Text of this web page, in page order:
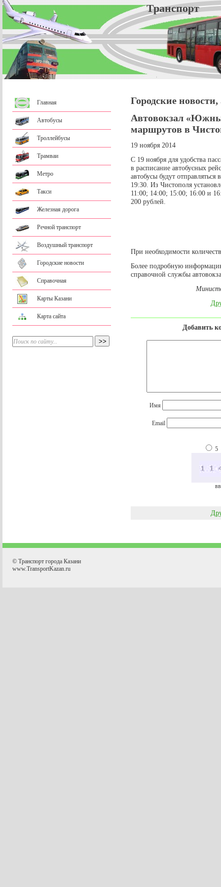
Главная
Автобусы
Троллейбусы
Трамваи
Метро
Такси
Железная дорога
Речной транспорт
Воздушный транспорт
Городские новости
Справочная
Карты Казани
Карта сайта
Городские
Автовокзал
маршрутов в
19 ноября 2014
С 19 ноября для удобства
в расписание автобусных
автобусы будут
19:30. Из Чистополя
11:00; 14:00; 15:00; 16:00 и
200 рублей.
При необходимости
Более подробную
справочной службы
Добавить
Имя
Email
5
© Транспорт города Казани
www.TransportKazan.ru